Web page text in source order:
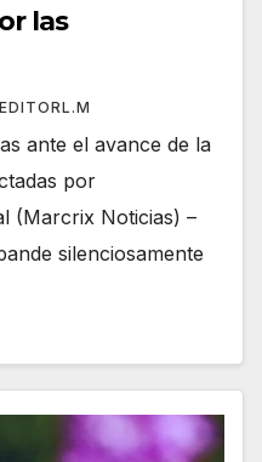
las
EDITORL.M
ante el avance de la
por
(Marcrix Noticias) –
silenciosamente